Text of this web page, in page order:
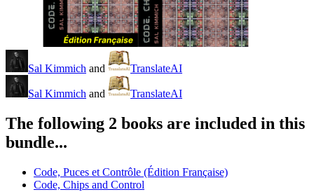
Sal Kimmich and TranslateAI
Sal Kimmich and TranslateAI
The following 2 books are included in this
bundle...
Code, Puces et Contrôle (Édition Française)
Code, Chips and Control